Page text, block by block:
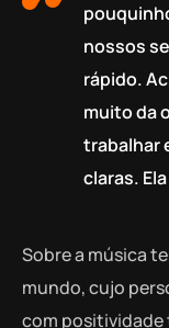
nossos
rápido.
muito da
trabalhar
claras.
Sobre a música
mundo, cujo
com positividade